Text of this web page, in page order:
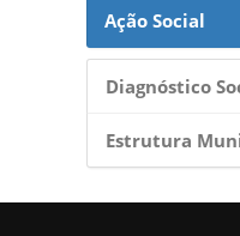
Ação Social
Diagnóstico
Estrutura